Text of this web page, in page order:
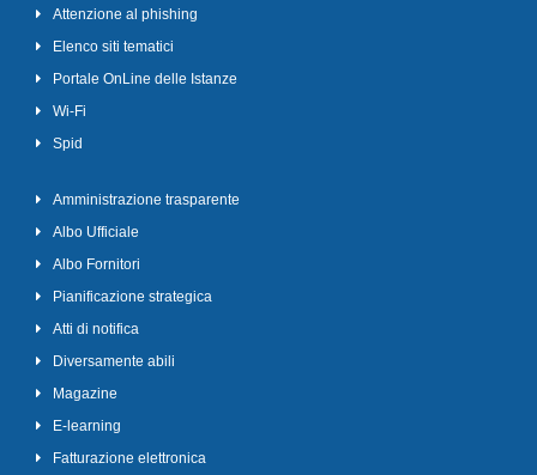
Attenzione al phishing
Elenco siti tematici
Portale OnLine delle Istanze
Wi-Fi
Spid
Amministrazione trasparente
Albo Ufficiale
Albo Fornitori
Pianificazione strategica
Atti di notifica
Diversamente abili
Magazine
E-learning
Fatturazione elettronica